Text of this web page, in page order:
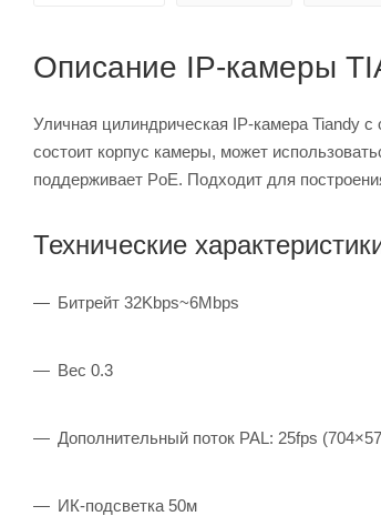
Описание IP-камеры
Уличная цилиндрическая IP-камера Tiandy
состоит корпус камеры, может
поддерживает PoE. Подходит для
Технические
Битрейт 32Kbps~6Mbps
Вес 0.3
Дополнительный поток PAL: 25fps
ИК-подсветка 50м